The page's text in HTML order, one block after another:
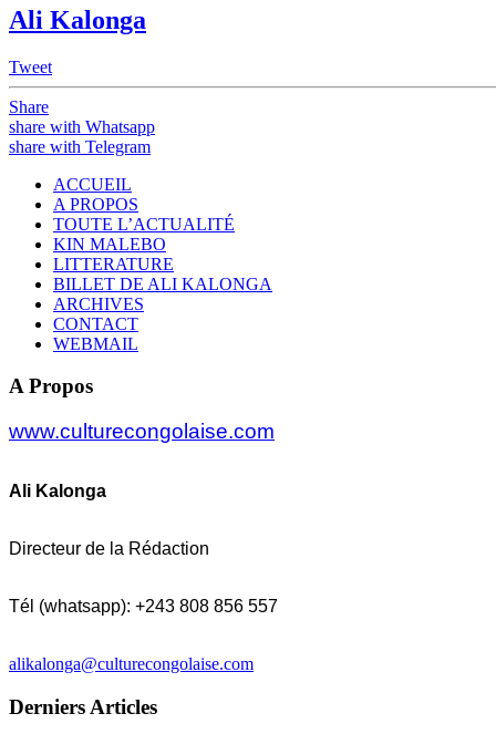
Ali Kalonga
Tweet
Share
share with Whatsapp
share with Telegram
ACCUEIL
A PROPOS
TOUTE L’ACTUALITÉ
KIN MALEBO
LITTERATURE
BILLET DE ALI KALONGA
ARCHIVES
CONTACT
WEBMAIL
A Propos
www.culturecongolaise.com
Ali Kalonga
Directeur de la Rédaction
Tél (whatsapp): +243 808 856 557
alikalonga@culturecongolaise.com
Derniers Articles